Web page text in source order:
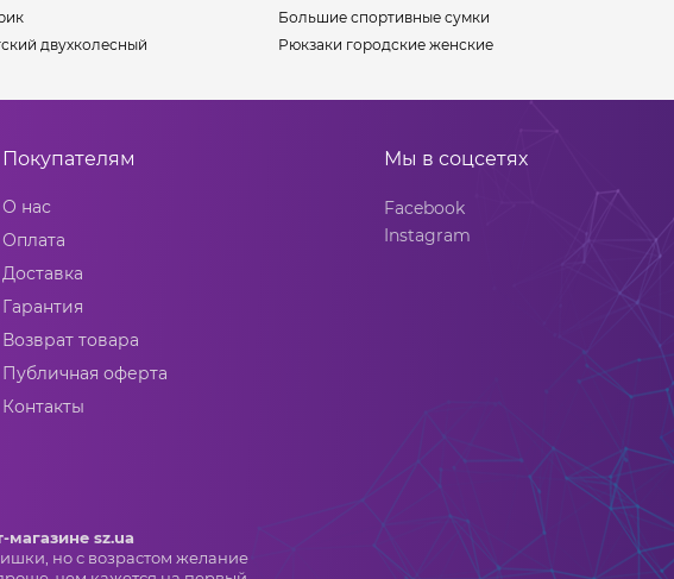
двухколесный
Большие спортивные сумки
Рюкзаки городские женские
Покупателям
О нас
Оплата
Доставка
Гарантия
Возврат товара
Публичная оферта
Контакты
Мы в соцсетях
Facebook
Instagram
магазине sz.ua
но с возрастом желание